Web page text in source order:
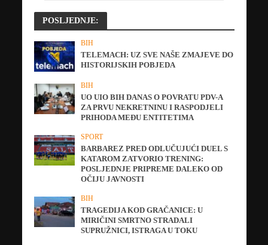
POSLJEDNJE:
BIH
TELEMACH: UZ SVE NAŠE ZMAJEVE DO
HISTORIJSKIH POBJEDA
BIH
UO UIO BIH DANAS O POVRATU PDV-A
ZA PRVU NEKRETNINU I RASPODJELI
PRIHODA MEĐU ENTITETIMA
SPORT
BARBAREZ PRED ODLUČUJUĆI DUEL S
KATAROM ZATVORIO TRENING:
POSLJEDNJE PRIPREME DALEKO OD
OČIJU JAVNOSTI
BIH
TRAGEDIJA KOD GRAČANICE: U
MIRIČINI SMRTNO STRADALI
SUPRUŽNICI, ISTRAGA U TOKU